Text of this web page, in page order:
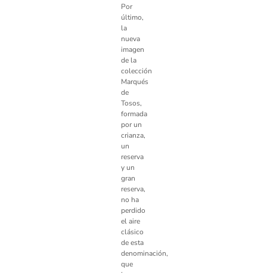
Por
último,
la
nueva
imagen
de la
colección
Marqués
de
Tosos,
formada
por un
crianza,
un
reserva
y un
gran
reserva,
no ha
perdido
el aire
clásico
de esta
denominación,
que